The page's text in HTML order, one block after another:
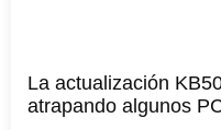
La actualización
atrapando algunos